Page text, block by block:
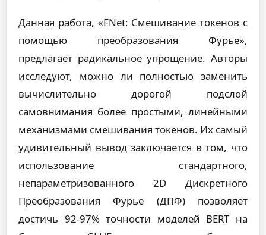
Данная работа, «FNet: Смешивание токенов с
помощью преобразования Фурье»,
предлагает радикальное упрощение. Авторы
исследуют, можно ли полностью заменить
вычислительно дорогой подслой
самовнимания более простыми, линейными
механизмами смешивания токенов. Их самый
удивительный вывод заключается в том, что
использование стандартного,
непараметризованного 2D Дискретного
Преобразования Фурье (ДПФ) позволяет
достичь 92-97% точности моделей BERT на